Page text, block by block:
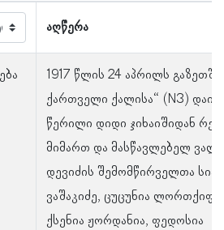
აღწერა
1917 წლის 24 აპრილს გაზეთში
ქართველი ქალისა“ (N3)
წერილი დიდი ჯიხაიშიდან
მიმართ და მასწავლებელ
დევიძის შემომწირველთა სია:
ვაშაკიძე, ცუცუნია
ქსენია ჟორდანია, ფედოსია